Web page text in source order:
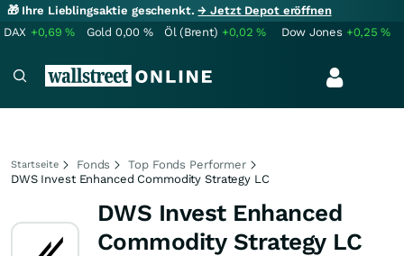
🎁 Ihre Lieblingsaktie geschenkt.→ Jetzt Depot eröffnen
DAX +0,69% Gold 0,00 % Öl (Brent) +0,02% Dow Jones +0,25%
Startseite Fonds
Top Fonds Performer
DWS Invest Enhanced Commodity Strategy LC
DWS Invest Enhanced
Commodity Strategy LC